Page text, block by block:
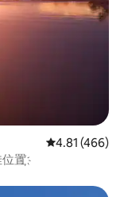
平均评分 4.81
4.81 (466)